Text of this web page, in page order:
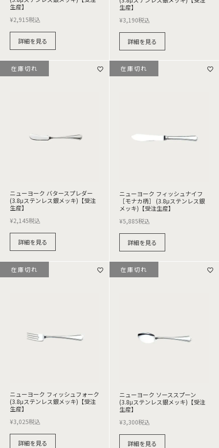
生産】
¥2,915税込
詳細を見る
生産】
¥3,190税込
詳細を見る
ニューヨーク バタースプレダー
(3.8μステンレス銀メッキ)【受注
生産】
¥2,145税込
詳細を見る
在庫切れ
ニューヨーク フィッシュナイフ
［モナカ柄］ (3.8μステンレス銀
メッキ)【受注生産】
¥5,885税込
詳細を見る
在庫切れ
ニューヨーク フィッシュフォーク
(3.8μステンレス銀メッキ)【受注
生産】
¥3,025税込
詳細を見る
在庫切れ
ニューヨーク ソーススプーン
(3.8μステンレス銀メッキ)【受注
生産】
¥3,300税込
詳細を見る
在庫切れ